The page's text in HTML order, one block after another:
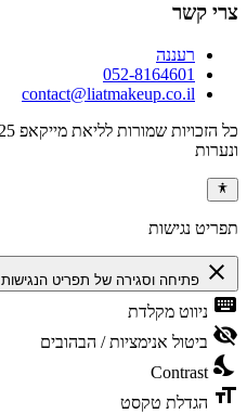
צרי קשר
רעננה
052-8164601
contact@liatmakeup.co.il
ונערות
תפריט נגישות
close פתיחה וסגירה של תפריט הנגישות
keyboard ניווט מקלדת
visibility_off ביטול אנימציות / הבהובים
nights_stay
Contrast
format_size הגדלת טקסט